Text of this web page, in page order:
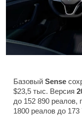
Базовый Sense
$23,5 тыс. Версия
до 152 890 реалов,
1800 реалов до